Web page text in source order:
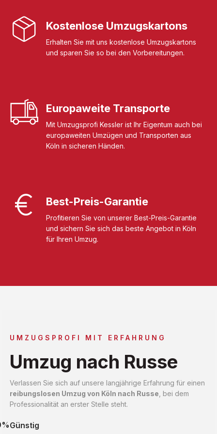
Kostenlose Umzugskartons
Erhalten Sie mit uns kostenlose Umzugskartons
und sparen Sie so bei den Vorbereitungen.
Europaweite Transporte
Mit Umzugsprofi Kessler ist Ihr Eigentum auch bei
europaweiten Umzügen und Transporten aus
Köln in sicheren Händen.
Best-Preis-Garantie
Profitieren Sie von unserer Best-Preis-Garantie
und sichern Sie sich das beste Angebot in Köln
für Ihren Umzug.
UMZUGSPROFI MIT ERFAHRUNG
Umzug nach Russe
Verlassen Sie sich auf unsere langjährige Erfahrung für einen
reibungslosen Umzug von Köln nach Russe , bei dem
Professionalität an erster Stelle steht.
Günstig